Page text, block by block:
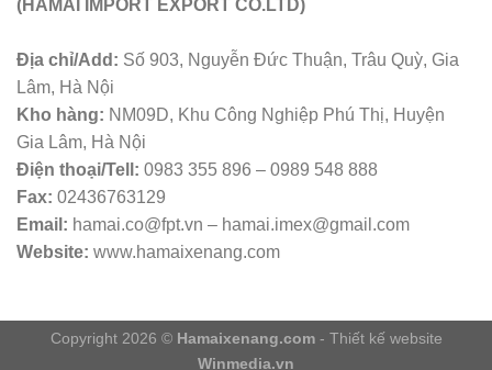
(HAMAI IMPORT EXPORT CO.LTD)
Địa chỉ/Add: Số 903, Nguyễn Đức Thuận, Trâu Quỳ, Gia
Lâm, Hà Nội
Kho hàng: NM09D, Khu Công Nghiệp Phú Thị, Huyện
Gia Lâm, Hà Nội
Điện thoại/Tell: 0983 355 896 – 0989 548 888
Fax: 02436763129
Email: hamai.co@fpt.vn – hamai.imex@gmail.com
Website: www.hamaixenang.com
Copyright 2026 © Hamaixenang.com- Thiết kế website
Winmedia.vn